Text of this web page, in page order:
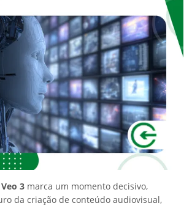
Veo 3 marca um momento decisivo,
da criação de conteúdo audiovisual,